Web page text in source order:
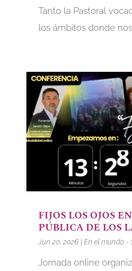
Tanto la Pastoral
los ámbitos donde
FIJOS LOS OJOS
PÚBLICA DE LOS
Jun 20, 2026| En el mundo -
Jornada online